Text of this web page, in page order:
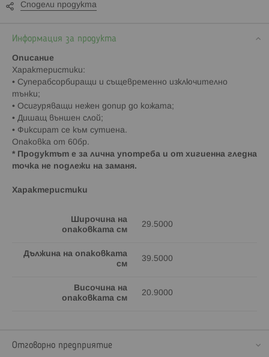
Сподели продукта
Информация за продукта
Описание
Характеристики:
• Суперабсорбиращи и същевременно изключително
тънки;
• Осигуряващи нежен допир до кожата;
• Дишащ външен слой;
• Фиксират се към сутиена.
Опаковка от 60бр.
* Продуктът е за лична употреба и от хигиенна гледна
точка не подлежи на заманя.
Характеристики
Широчина на
опаковката см
29.5000
Дължина на опаковката
см
39.5000
Височина на
опаковката см
20.9000
Отговорно предприятие